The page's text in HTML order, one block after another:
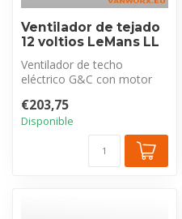
Ventilador de tejado
12 voltios LeMans LL
Ventilador de techo
eléctrico G&C con motor
eficien...
€203,75
Disponible